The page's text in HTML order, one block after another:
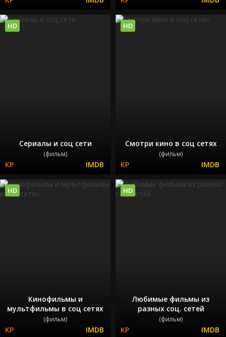
Сериалы и соц сети
(фильм)
HD
Смотри кино в соц сетях
(фильм)
HD
Кинофильмы и
мультфильмы в соц сетях
(фильм)
HD
Любимые фильмы из
разных соц. сетей
(фильм)
HD